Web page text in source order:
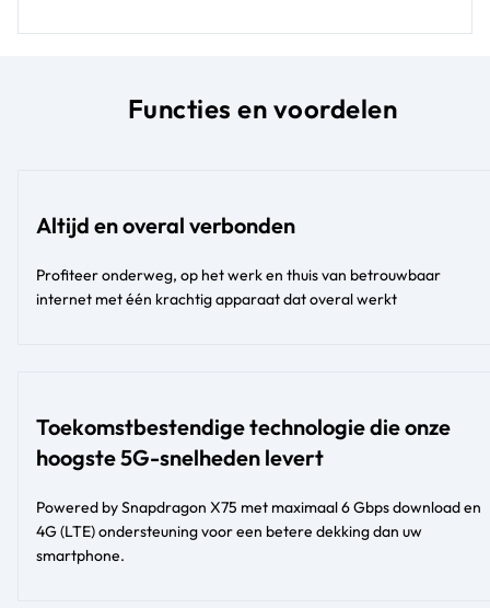
Functies en voordelen
Altijd en overal verbonden
Profiteer onderweg, op het werk en thuis van betrouwbaar
internet met één krachtig apparaat dat overal werkt
Toekomstbestendige technologie die onze
hoogste 5G-snelheden levert
Powered by Snapdragon X75 met maximaal 6 Gbps download en
4G (LTE) ondersteuning voor een betere dekking dan uw
smartphone.